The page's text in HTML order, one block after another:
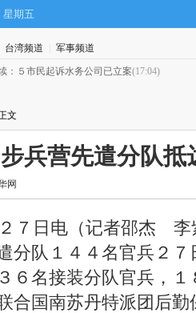
星期五
台湾频道 军事频道
：５市民起诉水务公司已立案(17:04)
文
兵营先遣分队抵
网
７日电（记者邵杰 李
分队１４４名官兵２７
６名接装分队官兵，
合国南苏丹特派团后